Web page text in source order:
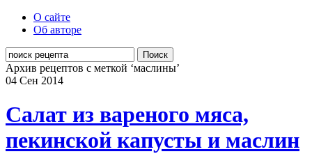
О сайте
Об авторе
Поиск
Архив рецептов с меткой ‘маслины’
04 Сен 2014
Салат из вареного мяса,
пекинской капусты и маслин